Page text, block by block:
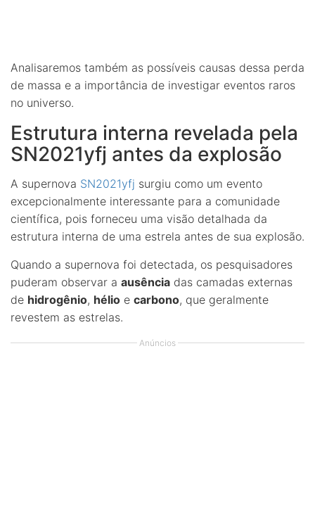
Analisaremos também as possíveis causas dessa perda
de massa e a importância de investigar eventos raros
no universo.
Estrutura interna revelada pela
SN2021yfj antes da explosão
A supernova SN2021yfj surgiu como um evento
excepcionalmente interessante para a comunidade
científica, pois forneceu uma visão detalhada da
estrutura interna de uma estrela antes de sua explosão.
Quando a supernova foi detectada, os pesquisadores
puderam observar a ausência das camadas externas
de hidrogênio, hélio e carbono, que geralmente
revestem as estrelas.
Anúncios